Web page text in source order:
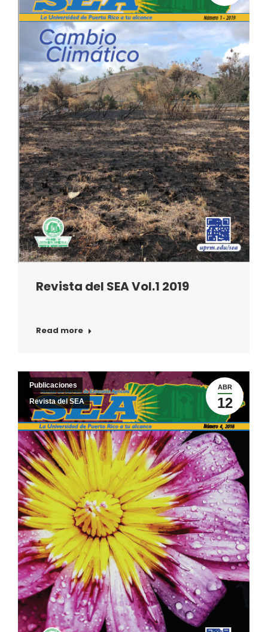
Revista del SEA Vol.1 2019
Read more
ABR
12
Publicaciones
Revista del SEA